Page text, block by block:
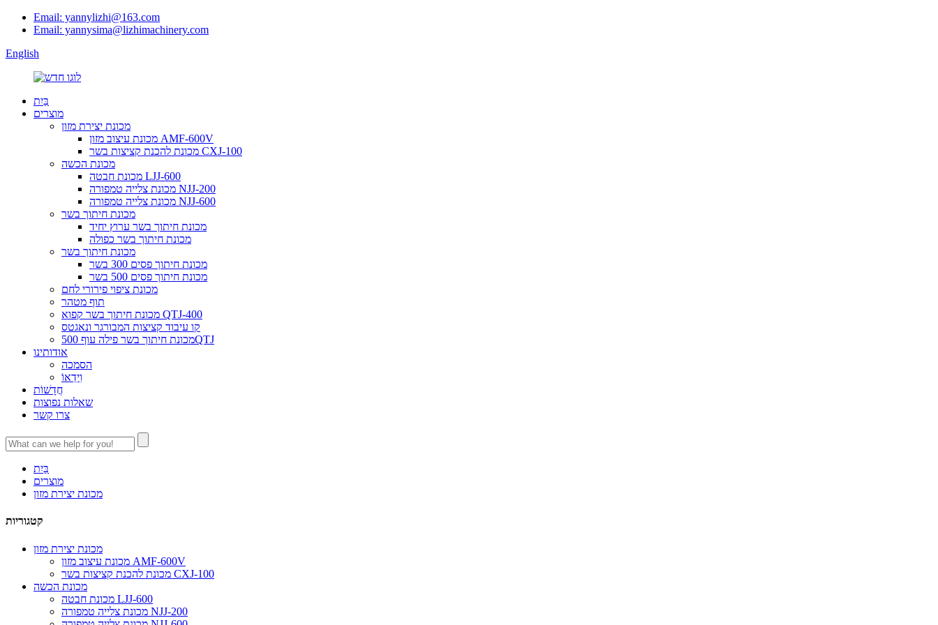
Email: yannylizhi@163.com
Email: yannysima@lizhimachinery.com
English
בַּיִת
מוצרים
מכונת יצירת מזון
מכונת עיצוב מזון AMF-600V
מכונת להכנת קציצות בשר CXJ-100
מכונת הכשה
מכונת חבטה LJJ-600
מכונת צלייה טמפורה NJJ-200
מכונת צלייה טמפורה NJJ-600
מכונת חיתוך בשר
מכונת חיתוך בשר ערוץ יחיד
מכונת חיתוך בשר כפולה
מכונת חיתוך בשר
מכונת חיתוך פסים 300 בשר
מכונת חיתוך פסים 500 בשר
מכונת ציפוי פירורי לחם
תוף מטהר
מכונת חיתוך בשר קפוא QTJ-400
קו עיבוד קציצות המבורגר ונאגטס
מכונת חיתוך בשר פילה עוף 500QTJ
אודותינו
הסמכה
וִידֵאוֹ
חֲדָשׁוֹת
שאלות נפוצות
צרו קשר
בַּיִת
מוצרים
מכונת יצירת מזון
קטגוריות
מכונת יצירת מזון
מכונת עיצוב מזון AMF-600V
מכונת להכנת קציצות בשר CXJ-100
מכונת הכשה
מכונת חבטה LJJ-600
מכונת צלייה טמפורה NJJ-200